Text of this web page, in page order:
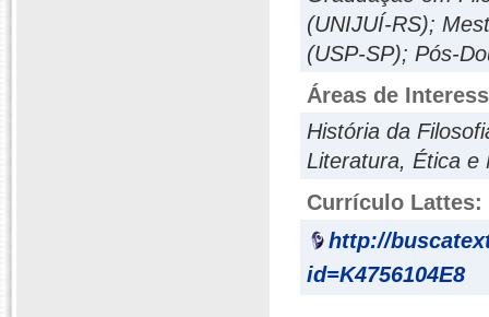
(UNIJUÍ-RS);
(USP-SP); Pós-
Áreas de
História da
Literatura, Ética e
Currículo Lattes:
http://
id=K4756104E8